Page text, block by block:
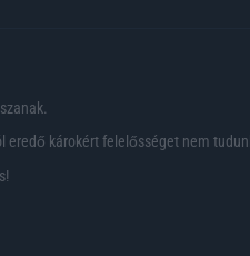
károkért felelősséget nem